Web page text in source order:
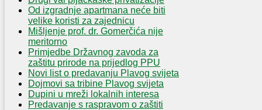
Od izgradnje apartmana neće biti
velike koristi za zajednicu
Mišljenje prof. dr. Gomerčića nije
meritorno
Primjedbe Državnog zavoda za
zaštitu prirode na prijedlog PPU
Novi list o predavanju Plavog svijeta
Dojmovi sa tribine Plavog svijeta
Dupini u mreži lokalnih interesa
Predavanje s raspravom o zaštiti